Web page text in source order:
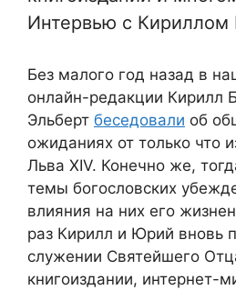
Интервью с Кириллом
Без малого год назад в
онлайн-редакции Кирилл
Эльберт беседовали об
ожиданиях от только что
Льва XIV. Конечно же,
темы богословских
влияния на них его
раз Кирилл и Юрий вновь
служении Святейшего
книгоиздании, интернет-